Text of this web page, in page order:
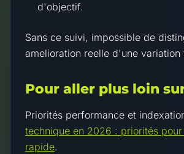
d'objectif.
Sans ce suivi, impossible de
amelioration reelle d'une variation
Pour aller plus loin
Priorités performance et
technique en 2026 : priorités
rapide.